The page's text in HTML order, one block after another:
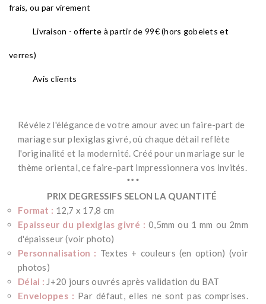
frais, ou par virement
Livraison - offerte à partir de 99€ (hors gobelets et
verres)
Avis clients
Révélez l'élégance de votre amour avec un faire-part de
mariage sur plexiglas givré, où chaque détail reflète
l'originalité et la modernité. Créé pour un mariage sur le
thème oriental, ce faire-part impressionnera vos invités.
***
PRIX DEGRESSIFS SELON LA QUANTITÉ
Format : 12,7 x 17,8 cm
Epaisseur du plexiglas givré : 0,5mm ou 1 mm ou 2mm
d'épaisseur (voir photo)
Personnalisation : Textes + couleurs (en option) (voir
photos)
Délai : J+20 jours ouvrés après validation du BAT
Enveloppes : Par défaut, elles ne sont pas comprises.